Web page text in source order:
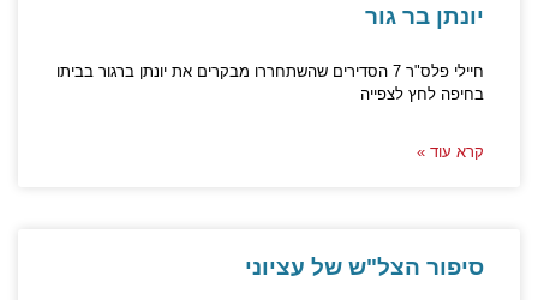
יונתן בר גור
חיילי פלס"ר 7 הסדירים שהשתחררו מבקרים את יונתן ברגור בביתו
בחיפה לחץ לצפייה
קרא עוד »
סיפור הצל"ש של עציוני